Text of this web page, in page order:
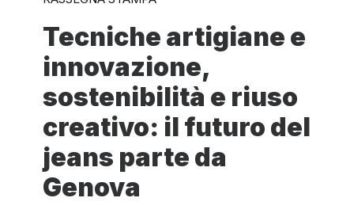
Tecniche artigiane e
innovazione,
sostenibilità e riuso
creativo: il futuro del
jeans parte da
Genova